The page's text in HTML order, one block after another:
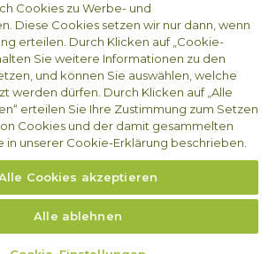
84
MWST BE 1008.655.587
Folgen sie uns
Cookies zu Werbe- und
Diese Cookies setzen wir nur dann, wenn
erteilen. Durch Klicken auf „Cookie-
Sie weitere Informationen zu den
und können Sie auswählen, welche
werden dürfen. Durch Klicken auf „Alle
erteilen Sie Ihre Zustimmung zum Setzen
Cookies und der damit gesammelten
in unserer Cookie-Erklärung beschrieben.
Cookies akzeptieren
Alle ablehnen